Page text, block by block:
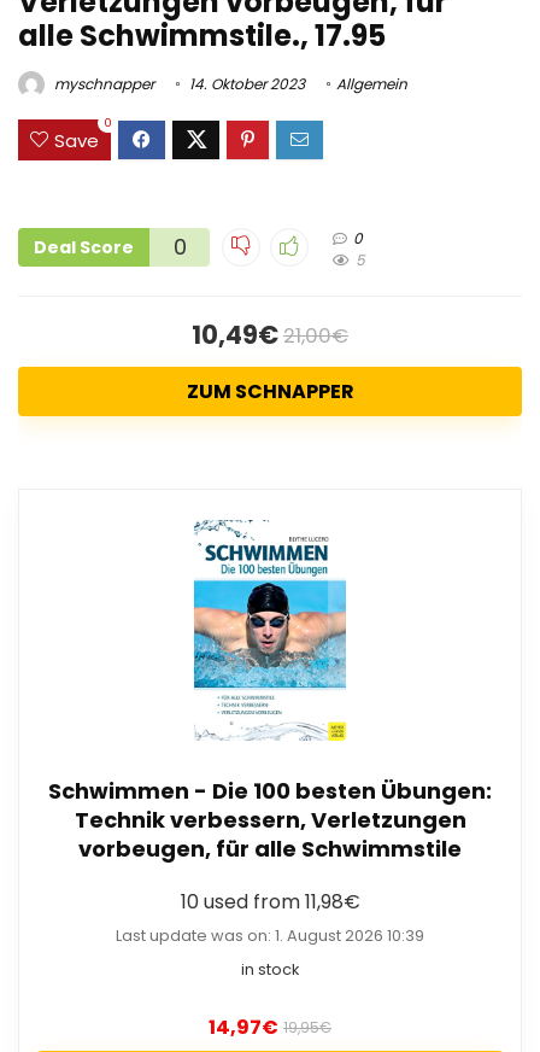
alle Schwimmstile., 17.95
myschnapper 14. Oktober 2023 Allgemein
Save
0
Deal Score 0
0
5
10,49€21,00€
ZUM SCHNAPPER
Schwimmen - Die 100 besten Übungen:
Technik verbessern, Verletzungen
vorbeugen, für alle Schwimmstile
10 used from 11,98€
Last update was on: 1. August 2026 10:39
in stock
14,97€ 19,95€